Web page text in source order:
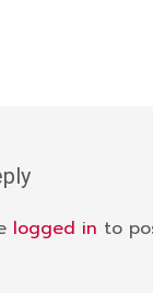
logged in to